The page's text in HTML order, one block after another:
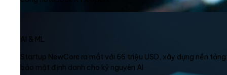
AI & ML
Startup NewCore ra mắt với 66 triệu USD, xây dựng nền tảng
bảo mật định danh cho kỷ nguyên AI